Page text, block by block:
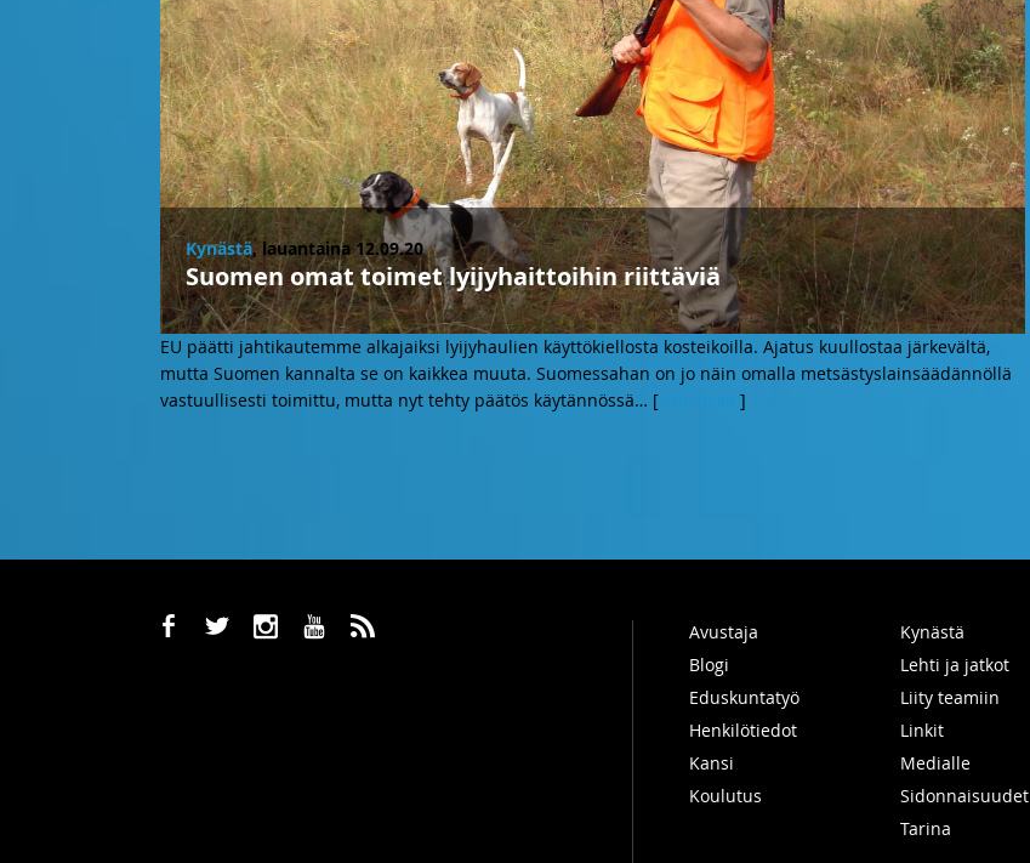
Kynästä, lauantaina 12.09.20
Suomen omat toimet lyijyhaittoihin riittäviä
EU päätti jahtikautemme alkajaiksi lyijyhaulien käyttökiellosta kosteikoilla. Ajatus kuullostaa järkevältä,
mutta Suomen kannalta se on kaikkea muuta. Suomessahan on jo näin omalla metsästyslainsäädännöllä
vastuullisesti toimittu, mutta nyt tehty päätös käytännössä… [ ]
b a x r ,
Avustaja
Blogi
Eduskuntatyö
Henkilötiedot
Kansi
Koulutus
Kynästä
Lehti ja jatkot
Liity teamiin
Linkit
Medialle
Sidonnaisuudet
Tarina